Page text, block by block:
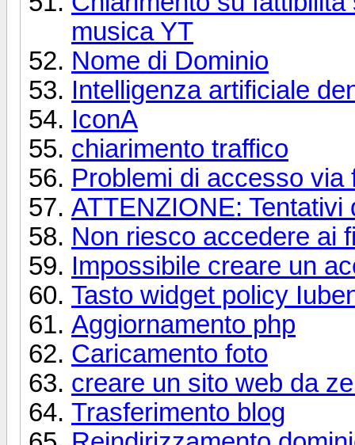
musica YT
Nome di Dominio
Intelligenza artificiale
IconA
chiarimento traffico
Problemi di accesso via
ATTENZIONE:
Non riesco accedere ai
Impossibile creare un
Tasto widget policy
Aggiornamento php
Caricamento foto
creare un sito web da
Trasferimento blog